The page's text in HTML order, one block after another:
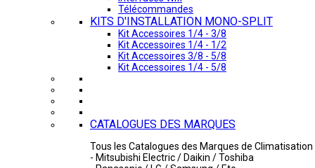
Télécommandes
KITS D'INSTALLATION MONO-SPLIT
Kit Accessoires 1/4 - 3/8
Kit Accessoires 1/4 - 1/2
Kit Accessoires 3/8 - 5/8
Kit Accessoires 1/4 - 5/8
CATALOGUES DES MARQUES
Tous les Catalogues des Marques de Climatisation
- Mitsubishi Electric / Daikin / Toshiba